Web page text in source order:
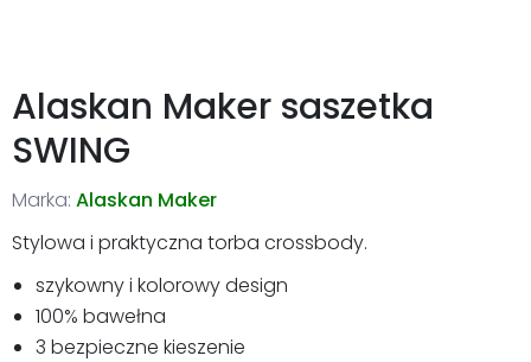
Alaskan Maker saszetka
SWING
Marka: Alaskan Maker
Stylowa i praktyczna torba crossbody.
szykowny i kolorowy design
100% bawełna
3 bezpieczne kieszenie